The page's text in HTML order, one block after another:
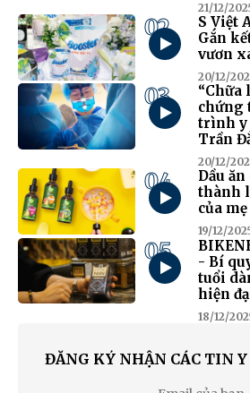
21/12/
02
S Việt
Gắn
vươn
20/12/
03
“Chữa
chứng
trình y
Trần
20/12/
04
Dầu
thành
của
19/12/
05
- Bí
tuổi
hiện
18/12/
ĐĂNG KÝ NHẬN CÁC TIN